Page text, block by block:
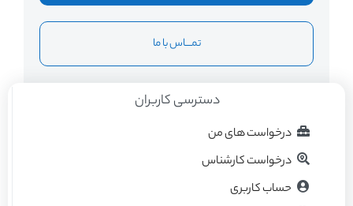
تمــــاس با ما
دسترسی کاربران
درخواست های من
درخواست کارشناس
حساب کاربری